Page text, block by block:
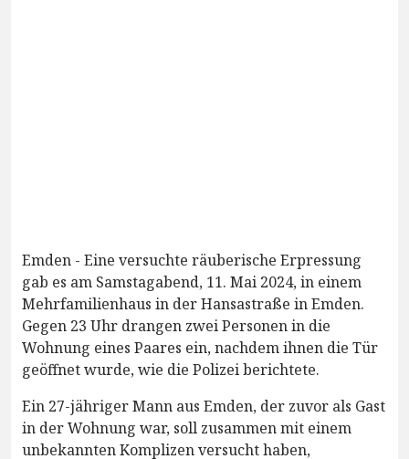
Emden - Eine versuchte räuberische Erpressung
gab es am Samstagabend, 11. Mai 2024, in einem
Mehrfamilienhaus in der Hansastraße in Emden.
Gegen 23 Uhr drangen zwei Personen in die
Wohnung eines Paares ein, nachdem ihnen die Tür
geöffnet wurde, wie die Polizei berichtete.
Ein 27-jähriger Mann aus Emden, der zuvor als Gast
in der Wohnung war, soll zusammen mit einem
unbekannten Komplizen versucht haben,